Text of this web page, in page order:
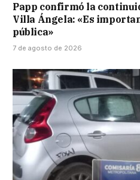
Papp confirmó la
Villa Ángela: «Es
pública»
7 de agosto de 2026